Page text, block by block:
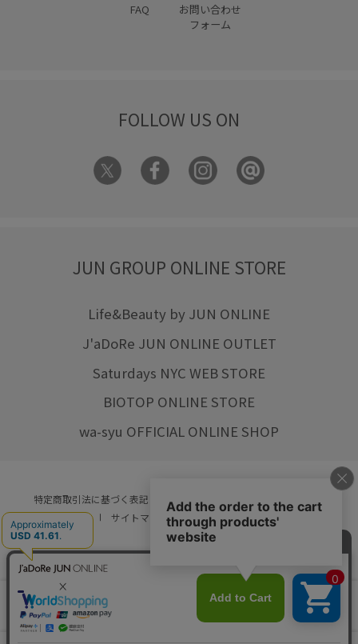
FAQ
お問い合わせ
フォーム
FOLLOW US ON
JUN GROUP ONLINE STORE
Life&Beauty by JUN ONLINE
J'aDoRe JUN ONLINE OUTLET
Saturdays NYC WEB STORE
BIOTOP ONLINE STORE
wa-syu OFFICIAL ONLINE SHOP
特定商取引法に基づく表記 プライバシーポリシー
ご利用規約
サイトマップ リクルート ご利用ガイド
© JUN CO.,LTD. ALL RIGHTS RESERVED.
店舗在庫
をみる
カートに入れる